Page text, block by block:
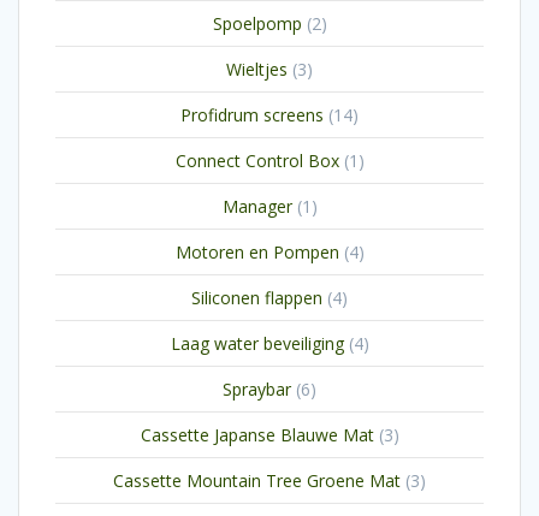
Spoelpomp 22
producten
Wieltjes 33
producten
Profidrum screens 1414
producten
Connect Control Box 1 1
product
Manager 1 1
product
Motoren en Pompen 44
producten
Siliconen flappen 44
producten
Laag water beveiliging 44
producten
Spraybar 66
producten
Cassette Japanse Blauwe Mat 33
producten
Cassette Mountain Tree Groene Mat 33
producten